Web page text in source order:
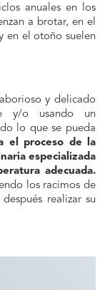
anuales en los
a brotar, en el
en el otoño suelen
y delicado
y/o usando un
lo que se pueda
el proceso de la
especializada
adecuada.
los racimos de
realizar su